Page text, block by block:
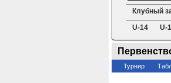
Клубный
U-14
U-
Турнир